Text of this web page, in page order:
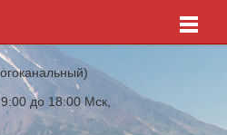
до 18:00 Мск,